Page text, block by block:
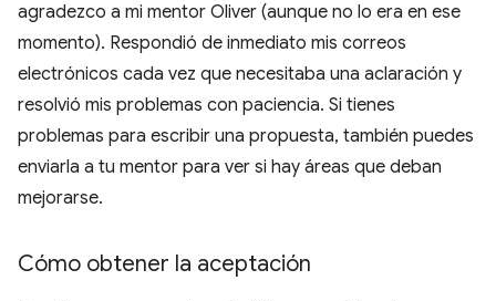
agradezco a mi mentor Oliver (aunque no lo era en ese
momento). Respondió de inmediato mis correos
electrónicos cada vez que necesitaba una aclaración y
resolvió mis problemas con paciencia. Si tienes
problemas para escribir una propuesta, también puedes
enviarla a tu mentor para ver si hay áreas que deban
mejorarse.
Cómo obtener la aceptación